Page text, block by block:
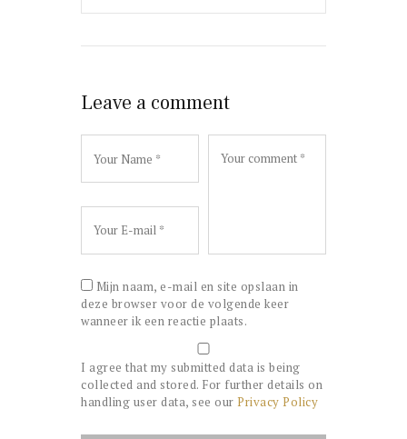
Leave a comment
Mijn naam, e-mail en site opslaan in
deze browser voor de volgende keer
wanneer ik een reactie plaats.
I agree that my submitted data is being
collected and stored. For further details on
handling user data, see our Privacy Policy